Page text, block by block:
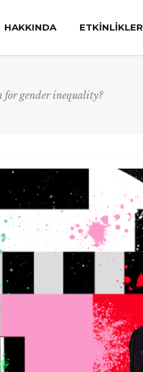
HAKKINDA ETKİNLİKLER
for gender inequality?